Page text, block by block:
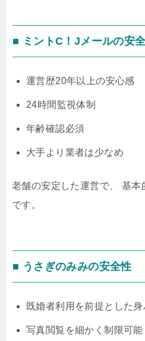
■ ミントC！Jメールの安
運営歴20年以上の安心感
24時間監視体制
年齢確認必須
大手より業者は少なめ
老舗の安定した運営で、 基
です。
■ うさぎのみみの安全性
既婚者利用を前提とした
写真閲覧を細かく制限可能